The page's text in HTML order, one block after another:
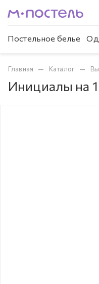
Постельное белье
Главная — Каталог —
Инициалы на